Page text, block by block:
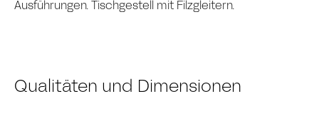
Ausführungen. Tischgestell mit Filzgleitern.
Qualitäten und Dimensionen